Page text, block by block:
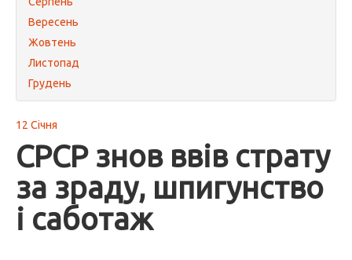
Вересень
Жовтень
Листопад
Грудень
12 Січня
СРСР знов ввів страту
за зраду, шпигунство
і саботаж